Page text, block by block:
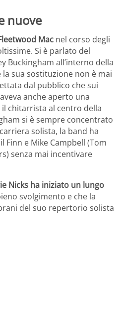
nuove
Mac nel corso degli
Si è parlato del
Buckingham all’interno della
sua sostituzione non è mai
dal pubblico che sui
anche aperto una
chitarrista al centro della
si è sempre concentrato
solista, la band ha
e Mike Campbell (Tom
senza mai incentivare
Nicks ha iniziato un lungo
svolgimento e che la
del suo repertorio solista